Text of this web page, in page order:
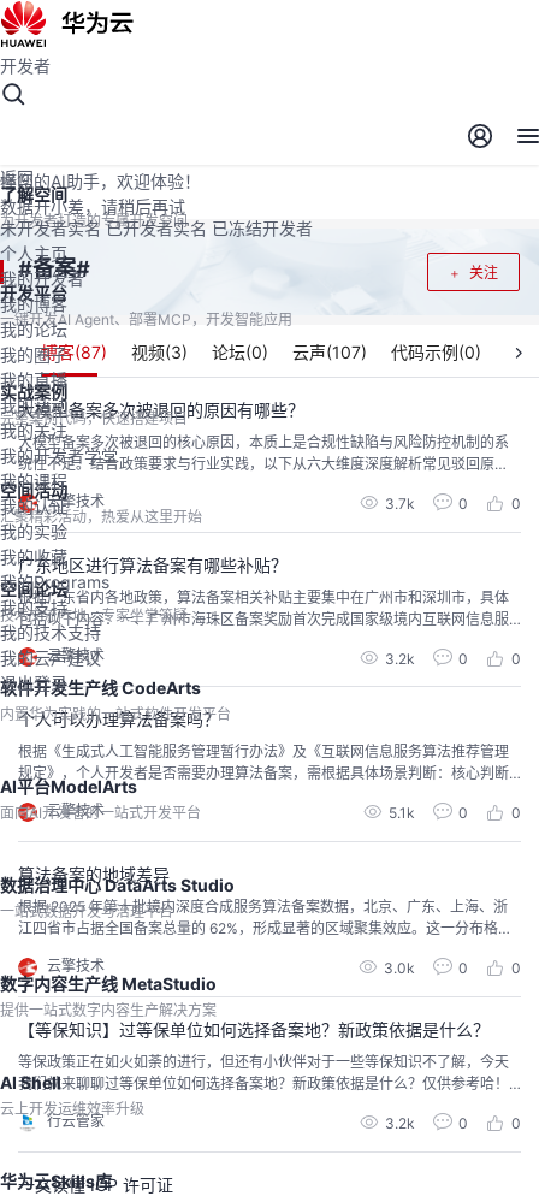
开发者空间
开发者空间
了解空间
为开发者打造的专属开发空间
开发平台
一键开发AI Agent、部署MCP，开发智能应用
实战案例
完整案例代码，快速搭建项目
空间活动
汇聚精彩活动，热爱从这里开始
空间论坛
技术交流阵地，专家坐堂答疑
软件开发生产线 CodeArts
内置华为实践的一站式软件开发平台
AI平台ModelArts
面向AI开发者的一站式开发平台
数据治理中心 DataArts Studio
一站式数据开发与治理平台
数字内容生产线 MetaStudio
提供一站式数字内容生产解决方案
AI Shell
云上开发运维效率升级
华为云Skills库
开发者
返回
未开发者实名 已开发者实名 已冻结开发者
个人主页
我的开发者
我的博客
我的论坛
我的圈子
我的直播
我的活动
我的关注
我的开发者学堂
我的课程
我的认证
我的实验
我的收藏
我的Programs
我的支持
我的技术支持
我的云声建议
退出登录
懂您的AI助手，欢迎体验！
数据开小差，请稍后再试
关注
#备案#
博客(87) 视频(3) 论坛(0) 云声(107) 代码示例(0)
大模型备案多次被退回的原因有哪些？
大模型备案多次被退回的核心原因，本质上是合规性缺陷与风险防控机制的系
统性不足。结合政策要求与行业实践，以下从六大维度深度解析常见驳回原
因，并提供针对性解决方案：一、数据治理与训练语料的合规漏洞1. 语料来源
合法性存疑具体表现：训练数据包含未授权的版权内容（如未经许可的文学作
品、动漫形象）、个人敏感信息（如生物特征、医疗记录）或受 Robots 协议限
制的网络抓取数据；境外语料未标注来源国家 ...
云擎技术 3.7k 0 0
广东地区进行算法备案有哪些补贴？
根据广东省内各地政策，算法备案相关补贴主要集中在广州市和深圳市，具体
包括以下内容：一、广州市海珠区备案奖励首次完成国家级境内互联网信息服
务算法备案或深度合成服务算法备案的企业，给予最高 20 万元一次性奖励。首
次完成国家级生成式人工智能（大语言模型）上线备案的企业，额外奖励最高 1
00 万元。配套支持模型优化补贴：每年设置总金额不超过 3000 万元的资金
池，对完成备案的企业开展模型推理或训...
云擎技术 3.2k 0 0
个人可以办理算法备案吗？
根据《生成式人工智能服务管理暂行办法》及《互联网信息服务算法推荐管理
规定》，个人开发者是否需要办理算法备案，需根据具体场景判断：核心判断
标准若个人通过互联网向公众提供生成式 AI 服务（如聊天机器人、内容生成工
具），则需履行备案义务。若仅进行技术研发且未对外提供服务，则无需备
案。例如，某个人开发者开发了一款图像生成工具并通过小程序向用户提供服
云擎技术 5.1k 0 0
算法备案的地域差异
根据 2025 年第十批境内深度合成服务算法备案数据，北京、广东、上海、浙
江四省市占据全国备案总量的 62%，形成显著的区域聚集效应。这一分布格局
依托中关村 AI 实验室群，培育了百度文心一言、智谱华章等通用大模型企业，
备案数量占全国 31%。其政策体系以《北京市促进通用人工智能创新发展的若
干措施》为核心，对通过国家级大模型...
云擎技术 3.0k 0 0
【等保知识】过等保单位如何选择备案地？新政策依据是什么？
等保政策正在如火如荼的进行，但还有小伙伴对于一些等保知识不了解，今天
我们就来聊聊过等保单位如何选择备案地？新政策依据是什么？仅供参考哈！
过等保单位如何选择备案地？新政策依据是什么？【回答】：根据2025年4月2
7日，公安部刚刚发布的《关于对网络安全等级保护有关工作事项进一步说明的
函》（公网安〔2025〕1846号），对3月8日部署的网络安全等级保护工作进
一步说明规定，备案单位原则上由地市级以...
行云管家 3.2k 0 0
一文读懂 ICP 许可证